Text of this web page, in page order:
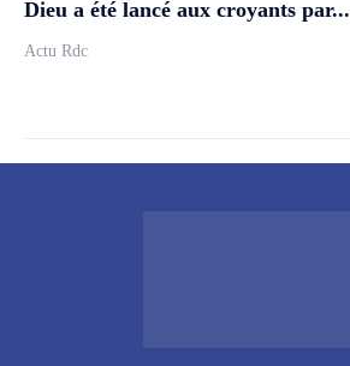
Dieu a été lancé aux croyants par...
Actu Rdc